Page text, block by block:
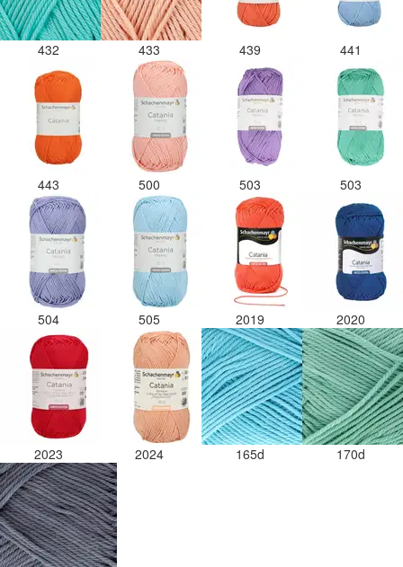
432 433 439 441
443 500 503 503
504 505 2019 2020
2023 2024 165d 170d